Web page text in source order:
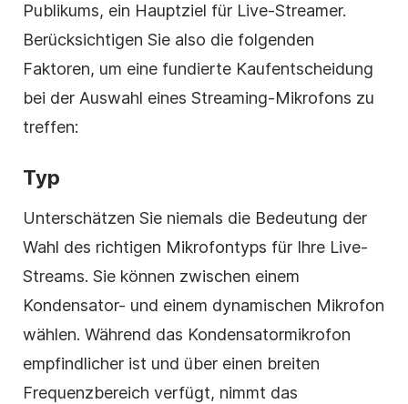
Publikums, ein Hauptziel für Live-Streamer.
Berücksichtigen Sie also die folgenden
Faktoren, um eine fundierte Kaufentscheidung
bei der Auswahl eines Streaming-Mikrofons zu
treffen:
Typ
Unterschätzen Sie niemals die Bedeutung der
Wahl des richtigen Mikrofontyps für Ihre Live-
Streams. Sie können zwischen einem
Kondensator- und einem dynamischen Mikrofon
wählen. Während das Kondensatormikrofon
empfindlicher ist und über einen breiten
Frequenzbereich verfügt, nimmt das